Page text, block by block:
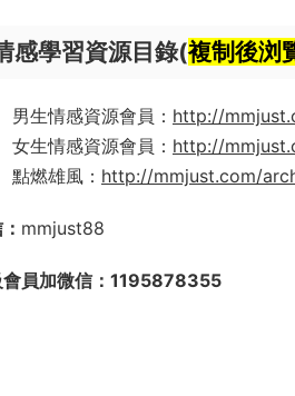
感學習資源目錄(複制後浏
男生情感資源會員： http://
女生情感資源會員： http://
點燃雄風： http://mmjust.com/
mmjust88
會員加微信：1195878355